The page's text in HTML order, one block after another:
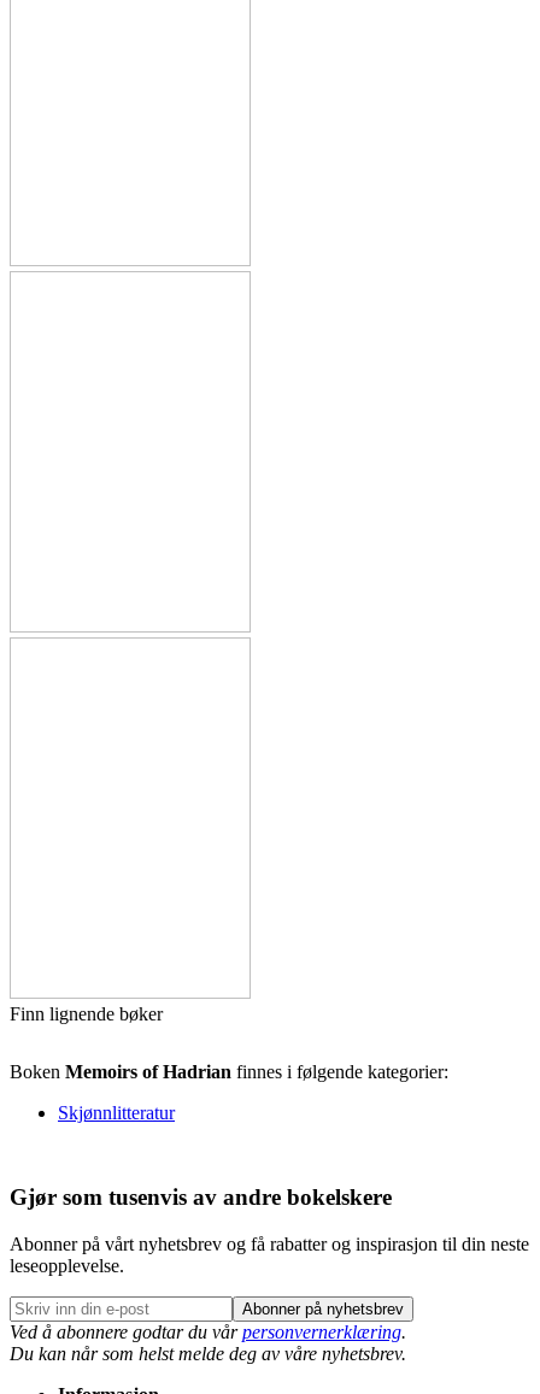
Finn lignende bøker
Boken Memoirs of Hadrian finnes i følgende kategorier:
Skjønnlitteratur
Gjør som tusenvis av andre bokelskere
Abonner på vårt nyhetsbrev og få rabatter og inspirasjon til din neste
leseopplevelse.
Abonner på nyhetsbrev
Ved å abonnere godtar du vårpersonvernerklæring.
Du kan når som helst melde deg av våre nyhetsbrev.